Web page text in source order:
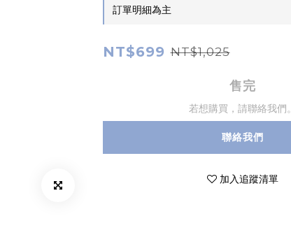
訂單明細為主
NT$699 NT$1,025
售完
若想購買，請聯絡我們。
聯絡我們
加入追蹤清單